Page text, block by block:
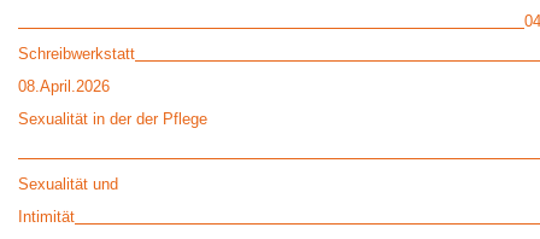
Schreibwerkstatt
08.April.2026
Sexualität in der der Pflege
Sexualität und
Intimität